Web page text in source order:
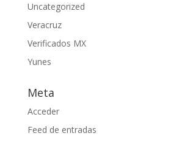
Uncategorized
Veracruz
Verificados MX
Yunes
Meta
Acceder
Feed de entradas